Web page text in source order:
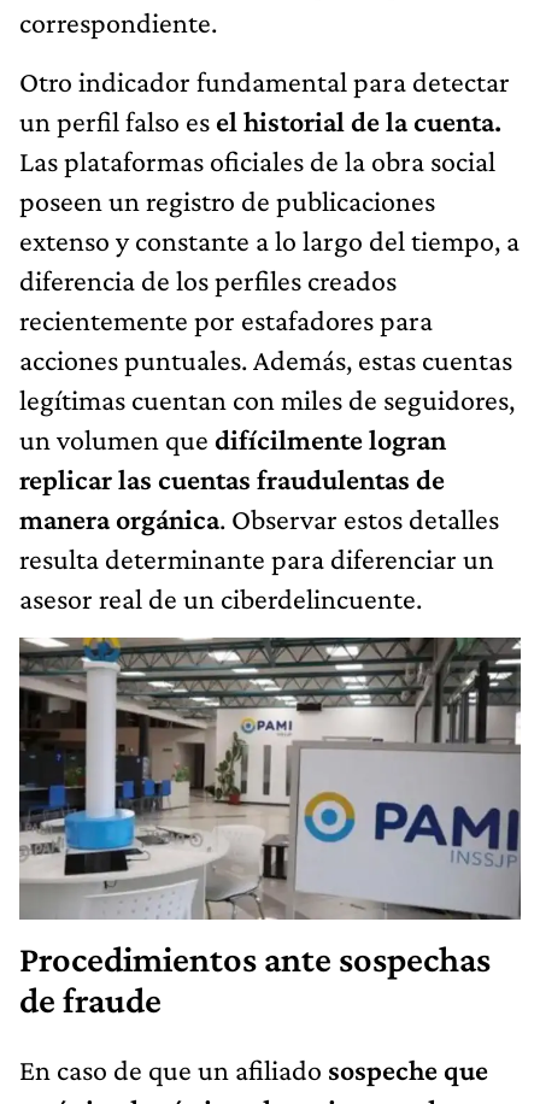
correspondiente.
Otro indicador fundamental para detectar
un perfil falso es el historial de la cuenta.
Las plataformas oficiales de la obra social
poseen un registro de publicaciones
extenso y constante a lo largo del tiempo, a
diferencia de los perfiles creados
recientemente por estafadores para
acciones puntuales. Además, estas cuentas
legítimas cuentan con miles de seguidores,
un volumen que difícilmente logran
replicar las cuentas fraudulentas de
manera orgánica. Observar estos detalles
resulta determinante para diferenciar un
asesor real de un ciberdelincuente.
Procedimientos ante sospechas
de fraude
En caso de que un afiliado sospeche que